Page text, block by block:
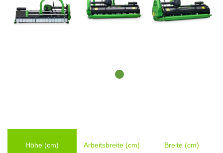
Höhe (cm) Arbeitsbreite (cm) Breite (cm)